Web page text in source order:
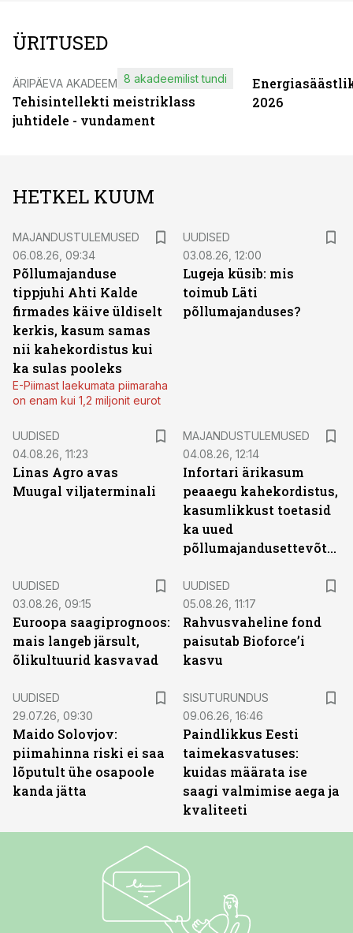
ÜRITUSED
ÄRIPÄEVA AKADEEMIA
Tehisintellekti meistriklass
juhtidele - vundament
8 akadeemilist tundi
2026
HETKEL KUUM
MAJANDUSTULEMUSED
06.08.26, 09:34
Põllumajanduse
tippjuhi Ahti Kalde
firmades käive üldiselt
kerkis, kasum samas
nii kahekordistus kui
ka sulas pooleks
E-Piimast laekumata piimaraha
on enam kui 1,2 miljonit eurot
UUDISED
03.08.26, 12:00
Lugeja küsib: mis
toimub Läti
põllumajanduses?
UUDISED
04.08.26, 11:23
Linas Agro avas
Muugal viljaterminali
MAJANDUSTULEMUSED
04.08.26, 12:14
Infortari ärikasum
peaaegu kahekordistus,
kasumlikkust toetasid
ka uued
põllumajandusettevõtted
UUDISED
03.08.26, 09:15
Euroopa saagiprognoos:
mais langeb järsult,
õlikultuurid kasvavad
UUDISED
05.08.26, 11:17
Rahvusvaheline fond
paisutab Bioforce’i
kasvu
UUDISED
29.07.26, 09:30
Maido Solovjov:
piimahinna riski ei saa
lõputult ühe osapoole
kanda jätta
SISUTURUNDUS
09.06.26, 16:46
Paindlikkus Eesti
taimekasvatuses:
kuidas määrata ise
saagi valmimise aega ja
kvaliteeti